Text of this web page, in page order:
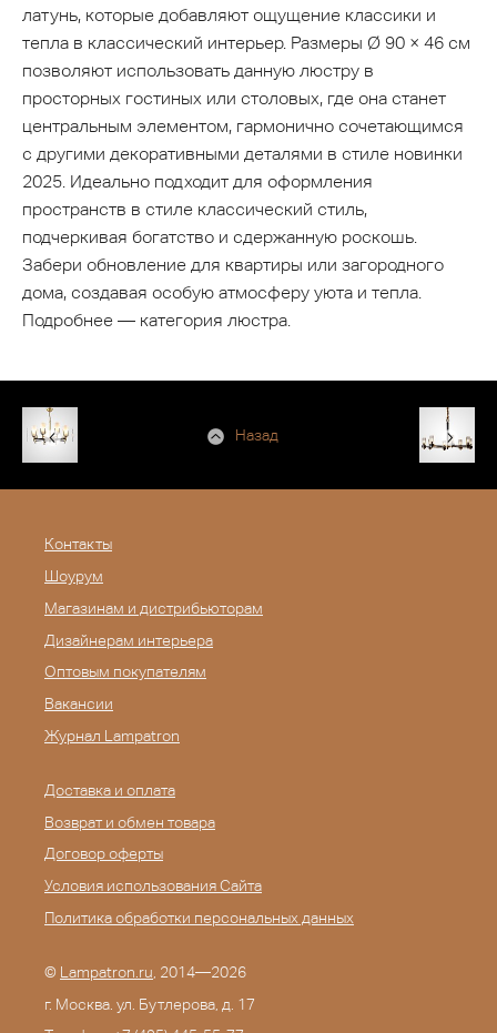
латунь, которые добавляют ощущение классики и
тепла в классический интерьер. Размеры Ø 90 × 46 см
позволяют использовать данную люстру в
просторных гостиных или столовых, где она станет
центральным элементом, гармонично сочетающимся
с другими декоративными деталями в стиле новинки
2025. Идеально подходит для оформления
пространств в стиле классический стиль,
подчеркивая богатство и сдержанную роскошь.
Забери обновление для квартиры или загородного
дома, создавая особую атмосферу уюта и тепла.
Подробнее — категория люстра.
Назад
Контакты
Шоурум
Магазинам и дистрибьюторам
Дизайнерам интерьера
Оптовым покупателям
Вакансии
Журнал Lampatron
Доставка и оплата
Возврат и обмен товара
Договор оферты
Условия использования Сайта
Политика обработки персональных данных
© Lampatron.ru , 2014—2026
г. Москва. ул. Бутлерова, д. 17